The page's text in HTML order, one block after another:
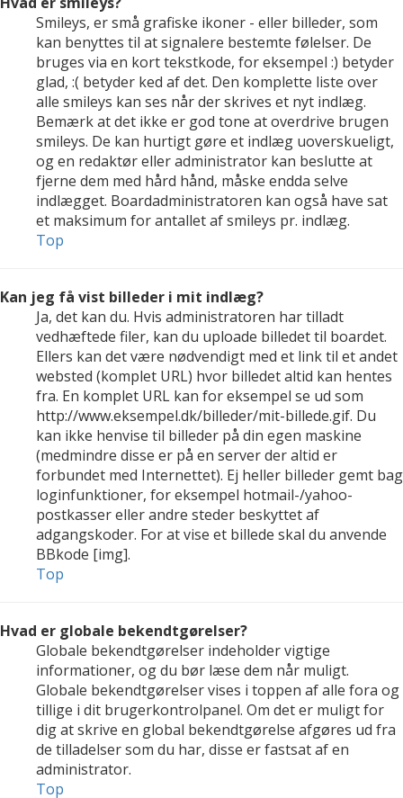
Smileys, er små grafiske ikoner - eller billeder, som
kan benyttes til at signalere bestemte følelser. De
bruges via en kort tekstkode, for eksempel :) betyder
glad, :( betyder ked af det. Den komplette liste over
alle smileys kan ses når der skrives et nyt indlæg.
Bemærk at det ikke er god tone at overdrive brugen
smileys. De kan hurtigt gøre et indlæg uoverskueligt,
og en redaktør eller administrator kan beslutte at
fjerne dem med hård hånd, måske endda selve
indlægget. Boardadministratoren kan også have sat
et maksimum for antallet af smileys pr. indlæg.
Top
Kan jeg få vist billeder i mit indlæg?
Ja, det kan du. Hvis administratoren har tilladt
vedhæftede filer, kan du uploade billedet til boardet.
Ellers kan det være nødvendigt med et link til et andet
websted (komplet URL) hvor billedet altid kan hentes
fra. En komplet URL kan for eksempel se ud som
http://www.eksempel.dk/billeder/mit-billede.gif. Du
kan ikke henvise til billeder på din egen maskine
(medmindre disse er på en server der altid er
forbundet med Internettet). Ej heller billeder gemt bag
loginfunktioner, for eksempel hotmail-/yahoo-
postkasser eller andre steder beskyttet af
adgangskoder. For at vise et billede skal du anvende
BBkode [img].
Top
Hvad er globale bekendtgørelser?
Globale bekendtgørelser indeholder vigtige
informationer, og du bør læse dem når muligt.
Globale bekendtgørelser vises i toppen af alle fora og
tillige i dit brugerkontrolpanel. Om det er muligt for
dig at skrive en global bekendtgørelse afgøres ud fra
de tilladelser som du har, disse er fastsat af en
administrator.
Top